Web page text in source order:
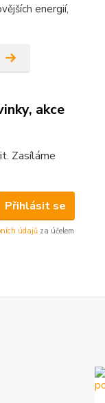
energií,
akce
Zasíláme
Přihlásit se
údajů za účelem